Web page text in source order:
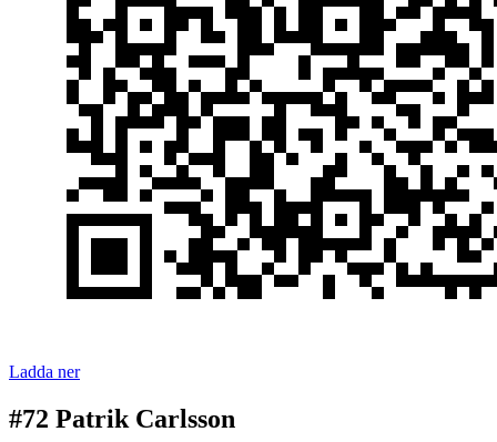
Ladda ner
#72 Patrik Carlsson